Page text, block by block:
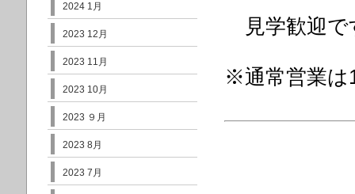
見学歓迎で
※通常営業は
2024 1月
2023 12月
2023 11月
2023 10月
2023 ９月
2023 8月
2023 7月